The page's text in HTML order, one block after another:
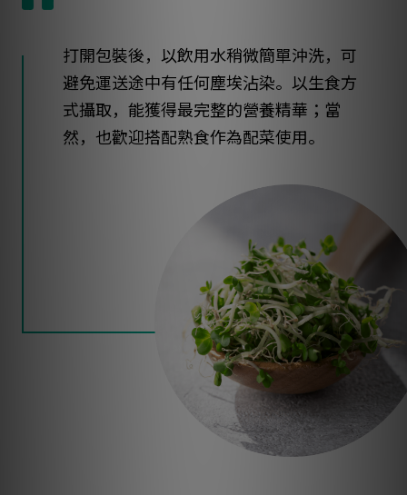
打開包裝後，以飲用水稍微簡單沖洗，可
避免運送途中有任何塵埃沾染。以生食方
式攝取，能獲得最完整的營養精華；當
然，也歡迎搭配熟食作為配菜使用。